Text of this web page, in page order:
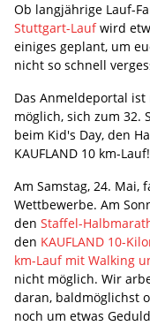
Ob langjährige Lauf-
Stuttgart-Laufwird
einiges geplant, um
nicht so schnell
Das Anmeldeportal
möglich, sich zum 32.
beim Kid's Day, den
KAUFLAND 10 km-Lauf!
Am Samstag, 24. Mai,
Wettbewerbe. Am
den Staffel-
den KAUFLAND 10-
km-Lauf mit Walking
nicht möglich. Wir
daran, baldmöglichst
noch um etwas